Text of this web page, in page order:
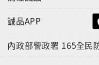
誠品APP
內政部警政署 165全民